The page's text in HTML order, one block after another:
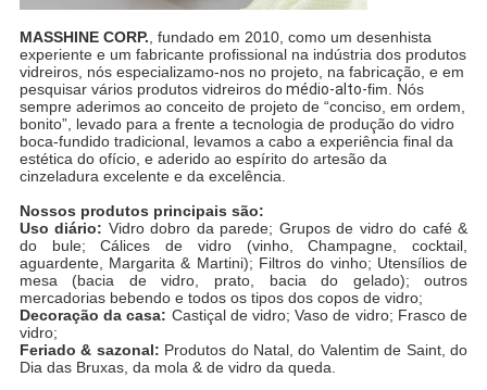
MASSHINE CORP., fundado em 2010, como um desenhista
experiente e um fabricante profissional na indústria dos produtos
vidreiros, nós especializamo-nos no projeto, na fabricação, e em
pesquisar vários produtos vidreiros domédio-alto-fim. Nós
sempre aderimos ao conceito de projeto de “conciso, em ordem,
bonito”, levado para a frente a tecnologia de produção do vidro
boca-fundido tradicional, levamos a cabo a experiência final da
estética do ofício, e aderido ao espírito do artesão da
cinzeladura excelente e da excelência.
Nossos produtos principais são:
Uso diário: Vidro dobro da parede; Grupos de vidro do café &
do bule; Cálices de vidro (vinho, Champagne, cocktail,
aguardente, Margarita & Martini); Filtros do vinho; Utensílios de
mesa (bacia de vidro, prato, bacia do gelado); outros
mercadorias bebendo e todos os tipos dos copos de vidro;
Decoração da casa: Castiçal de vidro; Vaso de vidro; Frasco de
vidro;
Feriado & sazonal: Produtos do Natal, do Valentim de Saint, do
Dia das Bruxas, da mola & de vidro da queda.